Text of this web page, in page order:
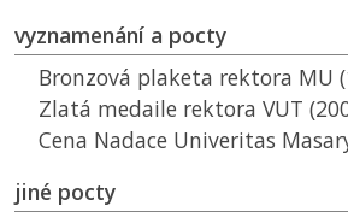
vyznamenání a pocty
Bronzová plaketa rektora MU
Zlatá medaile rektora VUT
Cena Nadace Univeritas
jiné pocty